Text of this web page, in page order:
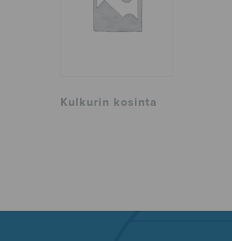
Kulkurin kosinta